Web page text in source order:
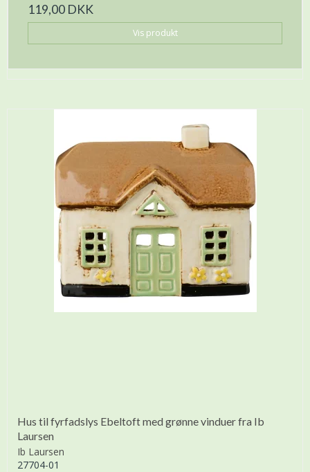
119,00 DKK
Vis produkt
Hus til fyrfadslys Ebeltoft med grønne vinduer fra Ib
Laursen
Ib Laursen
27704-01